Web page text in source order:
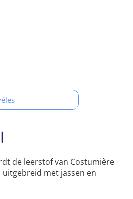
de leerstof van Costumière
met jassen en